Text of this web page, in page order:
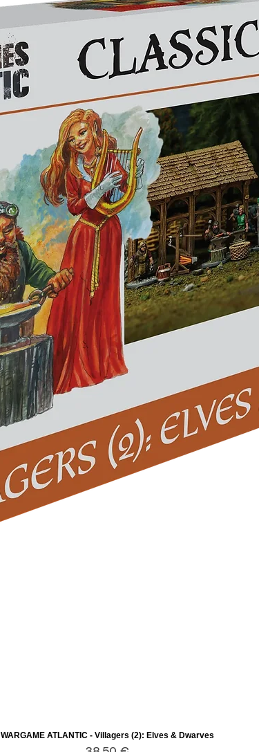
Aperçu rapide
WARGAME ATLANTIC - Villagers (2): Elves & Dwarves